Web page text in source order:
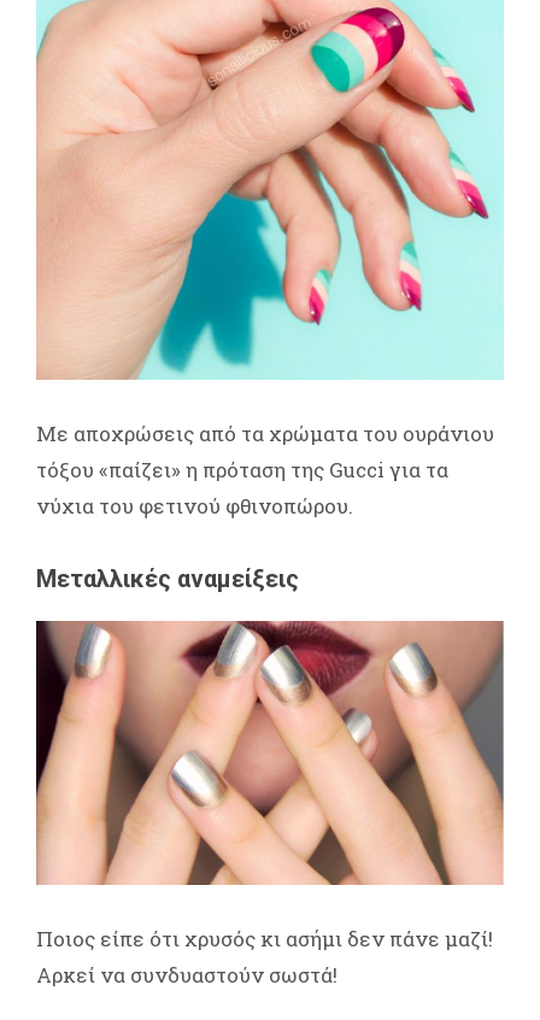
Με αποχρώσεις από τα χρώματα του ουράνιου
τόξου «παίζει» η πρόταση της Gucci για τα
νύχια του φετινού φθινοπώρου.
Μεταλλικές αναμείξεις
Ποιος είπε ότι χρυσός κι ασήμι δεν πάνε μαζί!
Αρκεί να συνδυαστούν σωστά!